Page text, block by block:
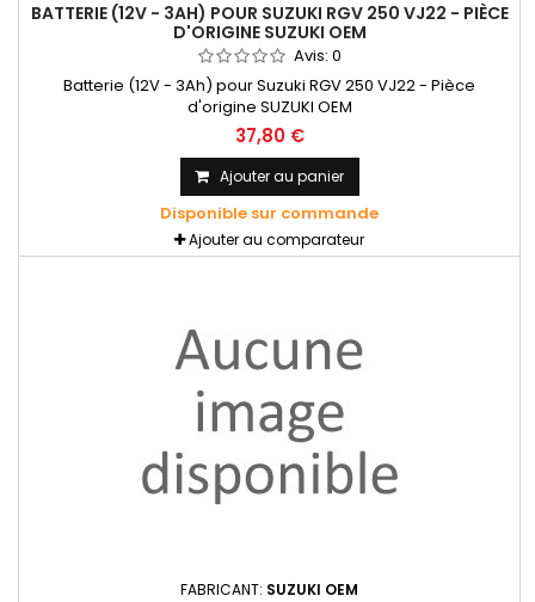
BATTERIE (12V - 3AH) POUR SUZUKI RGV 250 VJ22 - PIÈCE
D'ORIGINE SUZUKI OEM
Avis: 0
Batterie (12V - 3Ah) pour Suzuki RGV 250 VJ22 - Pièce
d'origine SUZUKI OEM
37,80 €
Ajouter au panier
Disponible sur commande
Ajouter au comparateur
FABRICANT: SUZUKI OEM